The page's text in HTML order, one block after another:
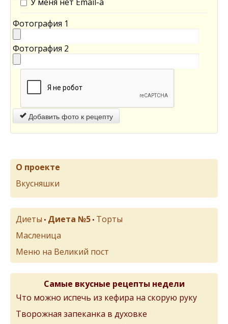
Фотография 1
Фотография 2
Добавить фото к рецепту
О проекте
Вкусняшки
Диеты • Диета №5 • Торты
Масленица
Меню на Великий пост
Самые вкусные рецепты недели
Что можно испечь из кефира на скорую руку
Творожная запеканка в духовке